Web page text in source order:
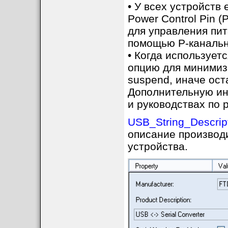
• У всех
Power Control Pin
для управления
помощью P-
• Когда
опцию для
suspend, иначе
Дополнительную
и руководствах по
описание
устройства.
FT2232H
HID over I2C.